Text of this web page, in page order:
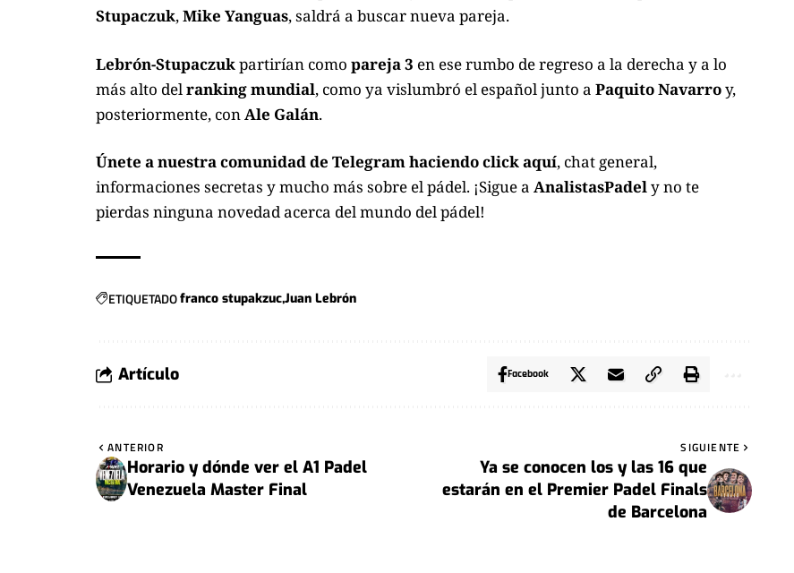
Stupaczuk,Mike Yanguas, saldrá a buscar nueva pareja.
Lebrón-Stupaczukpartirían como pareja 3 en ese rumbo de regreso a la derecha y a lo
más alto delranking mundial, como ya vislumbró el español junto a Paquito Navarroy,
posteriormente, conAle Galán.
Únete a nuestra comunidad de Telegram haciendo click aquí, chat general,
informaciones secretas y mucho más sobre el pádel. ¡Sigue a AnalistasPadely no te
pierdas ninguna novedad acerca del mundo del pádel!
ETIQUETADOfranco stupakzucJuan Lebrón
Artículo Facebook
ANTERIOR
Horario y dónde ver el A1 Padel
Venezuela Master Final
SIGUIENTE
Ya se conocen los y las 16 que
estarán en el Premier Padel Finals
de Barcelona